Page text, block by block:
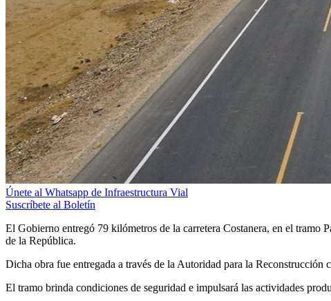
Únete al Whatsapp de Infraestructura Vial
Suscríbete al Boletín
El Gobierno entregó 79 kilómetros de la carretera Costanera, en el tramo
de la República.
Dicha obra fue entregada a través de la Autoridad para la Reconstrucción
El tramo brinda condiciones de seguridad e impulsará las actividades